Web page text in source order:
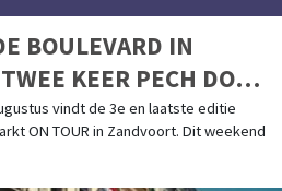
BOULEVARD IN
KEER PECH DOOR
VOOR EEN LAATSTE
vindt de 3e en laatste editie
ON TOUR in Zandvoort. Dit weekend